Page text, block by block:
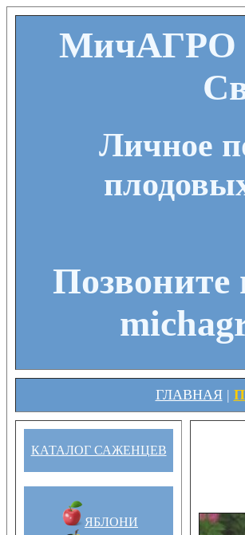
МичАГРО |
Личное
Позвоните
ГЛАВНАЯ|
КАТАЛОГ САЖЕНЦЕВ
ЯБЛОНИ